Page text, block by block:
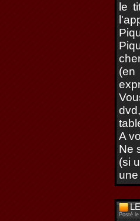
le
A
Ne
(si
Posté